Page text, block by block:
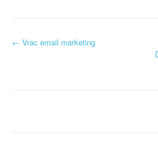
Navigation d'article
← Vrac email marketing